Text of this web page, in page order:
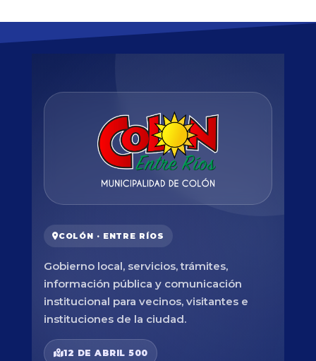
COLÓN · ENTRE RÍOS
Gobierno local, servicios, trámites,
información pública y comunicación
institucional para vecinos, visitantes e
instituciones de la ciudad.
12 DE ABRIL 500